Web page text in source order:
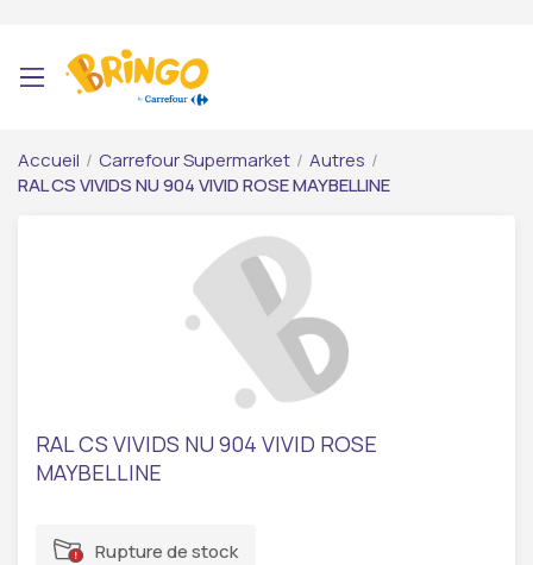
Accueil / Carrefour Supermarket / Autres /
RAL CS VIVIDS NU 904 VIVID ROSE MAYBELLINE
RAL CS VIVIDS NU 904 VIVID ROSE
MAYBELLINE
Rupture de stock